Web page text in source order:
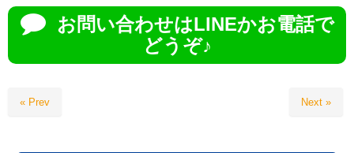
お問い合わせはLINEかお電話で
どうぞ♪
« Prev Next »